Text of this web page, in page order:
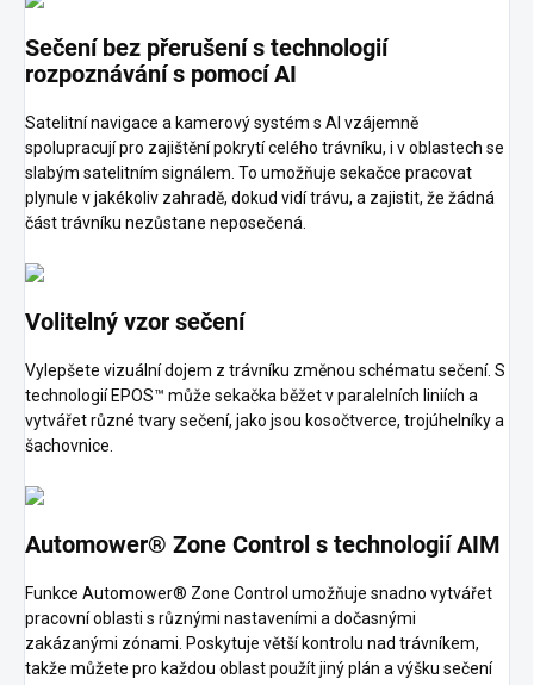
Sečení bez přerušení s technologií
rozpoznávání s pomocí AI
Satelitní navigace a kamerový systém s AI vzájemně
spolupracují pro zajištění pokrytí celého trávníku, i v oblastech se
slabým satelitním signálem. To umožňuje sekačce pracovat
plynule v jakékoliv zahradě, dokud vidí trávu, a zajistit, že žádná
část trávníku nezůstane neposečená.
Volitelný vzor sečení
Vylepšete vizuální dojem z trávníku změnou schématu sečení. S
technologií EPOS™ může sekačka běžet v paralelních liniích a
vytvářet různé tvary sečení, jako jsou kosočtverce, trojúhelníky a
šachovnice.
Automower® Zone Control s technologií AIM
Funkce Automower® Zone Control umožňuje snadno vytvářet
pracovní oblasti s různými nastaveními a dočasnými
zakázanými zónami. Poskytuje větší kontrolu nad trávníkem,
takže můžete pro každou oblast použít jiný plán a výšku sečení